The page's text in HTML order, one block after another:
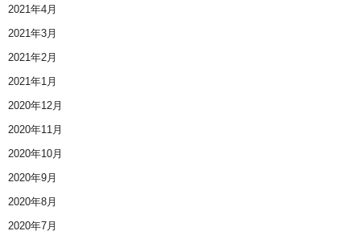
2021年4月
2021年3月
2021年2月
2021年1月
2020年12月
2020年11月
2020年10月
2020年9月
2020年8月
2020年7月